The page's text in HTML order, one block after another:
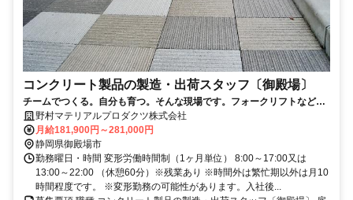
コンクリート製品の製造・出荷スタッフ〔御殿場〕
チームでつくる。自分も育つ。そんな現場です。フォークリフトなど資
格があれば即戦力！取得支援制度も充実
野村マテリアルプロダクツ株式会社
月給181,900円～281,000円
静岡県御殿場市
勤務曜日・時間 変形労働時間制（1ヶ月単位） 8:00～17:00又は
13:00～22:00 （休憩60分）※残業あり ※時間外は繁忙期以外は月10
時間程度です。 ※変形勤務の可能性があります。入社後...